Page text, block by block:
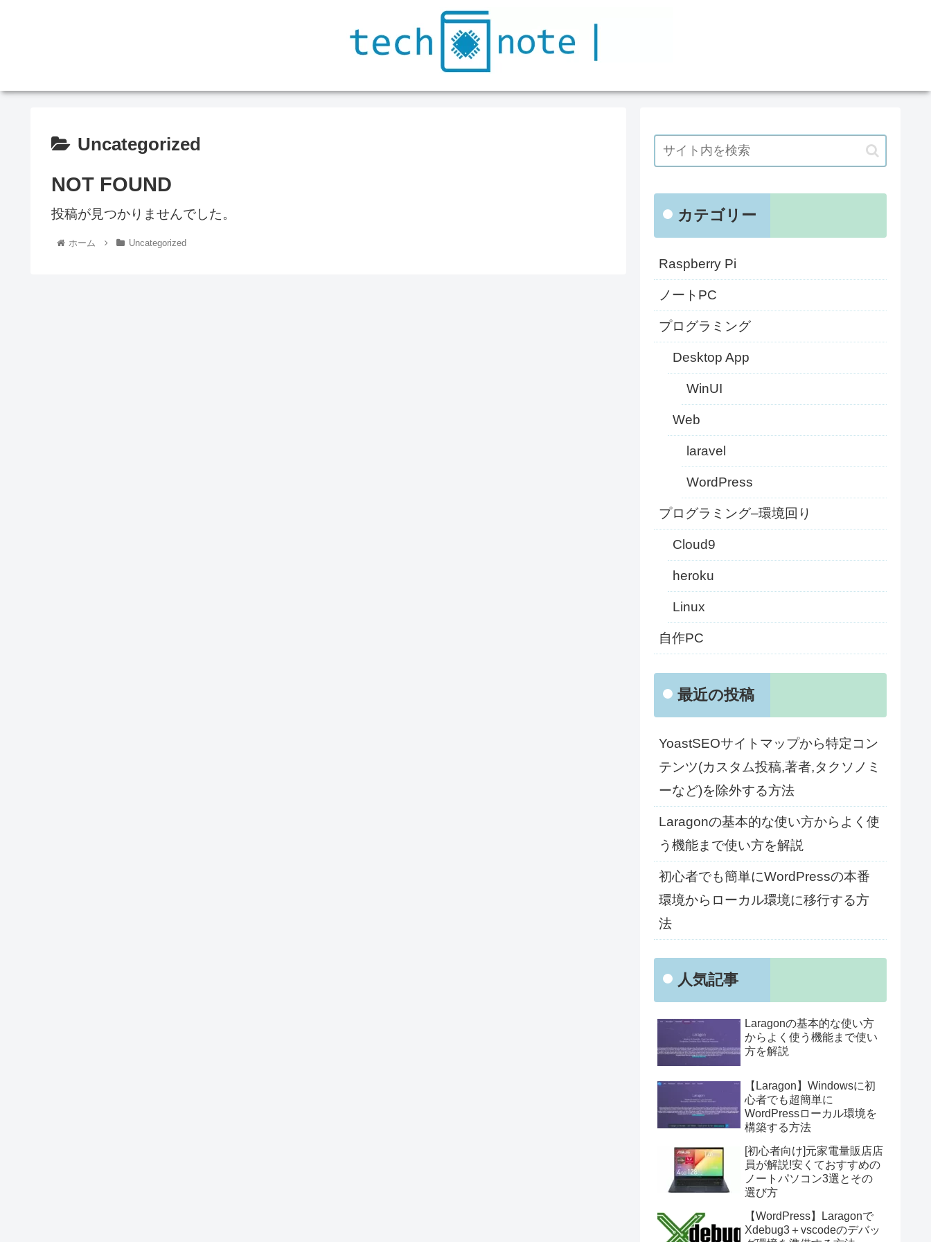
Uncategorized
NOT FOUND
投稿が見つかりませんでした。
ホーム Uncategorized
カテゴリー
Raspberry Pi
ノートPC
プログラミング
Desktop App
WinUI
Web
laravel
WordPress
プログラミング–環境回り
Cloud9
heroku
Linux
自作PC
最近の投稿
YoastSEOサイトマップから特定コン
テンツ(カスタム投稿,著者,タクソノミ
ーなど)を除外する方法
Laragonの基本的な使い方からよく使
う機能まで使い方を解説
初心者でも簡単にWordPressの本番
環境からローカル環境に移行する方
法
人気記事
Laragonの基本的な使い方
からよく使う機能まで使い
方を解説
【Laragon】Windowsに初
心者でも超簡単に
WordPressローカル環境を
構築する方法
[初心者向け]元家電量販店店
員が解説!安くておすすめの
ノートパソコン3選とその
選び方
【WordPress】Laragonで
Xdebug3＋vscodeのデバッ